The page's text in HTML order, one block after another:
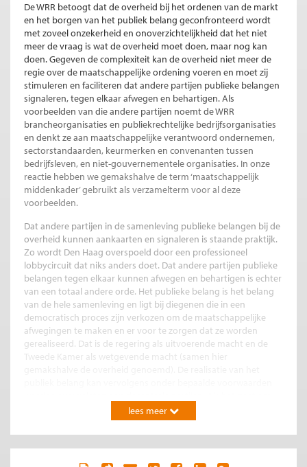
De WRR betoogt dat de overheid bij het ordenen van de markt
en het borgen van het publiek belang geconfronteerd wordt
met zoveel onzekerheid en onoverzichtelijkheid dat het niet
meer de vraag is wat de overheid moet doen, maar nog kan
doen. Gegeven de complexiteit kan de overheid niet meer de
regie over de maatschappelijke ordening voeren en moet zij
stimuleren en faciliteren dat andere partijen publieke belangen
signaleren, tegen elkaar afwegen en behartigen. Als
voorbeelden van die andere partijen noemt de WRR
brancheorganisaties en publiekrechtelijke bedrijfsorganisaties
en denkt ze aan maatschappelijke verantwoord ondernemen,
sectorstandaarden, keurmerken en convenanten tussen
bedrijfsleven, en niet-gouvernementele organisaties. In onze
reactie hebben we gemakshalve de term ‘maatschappelijk
middenkader’ gebruikt als verzamelterm voor al deze
voorbeelden.
Dat andere partijen in de samenleving publieke belangen bij de
overheid kunnen aankaarten en signaleren is staande praktijk.
Zo wordt Den Haag overspoeld door een professioneel
lobbycircuit dat niks anders doet. Dat andere partijen publieke
belangen tegen elkaar kunnen afwegen en behartigen is echter
van een totaal andere orde. Het publieke belang is het belang
van de hele samenleving en ligt bij diegenen die in een
democratisch proces zijn verkozen om de maatschappelijke
afwegingen te maken en er voor te zorgen dat ze worden
gerealiseerd. Dat is de regering als uitvoerende macht en de
Tweede Kamer als wetgevende macht (samen hier
publieke belangen is de overheid echter altijd
eindverantwoordelijke.
lees meer